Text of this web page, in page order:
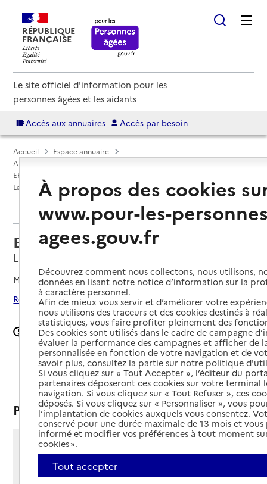
RÉPUBLIQUE
FRANÇAISE
Le site officiel d'information pour les
personnes âgées et les aidants
Accès aux annuaires Accès par besoin
Accueil
Espace annuaire
Annuaire EHPAD et maisons de retraite
EHPAD par département
La Chevrolière
EHPAD Résidence Saint-Martin
Retour aux résultats de l'annuaire
EHPAD Résidence Saint-Martin
La Chevrolière, LOIRE-ATLANTIQUE
Mis à jour le06/08/2025
Rechercher les établissements autour de La Chevrolière
Signaler une erreur
Sommaire
Présentation
10 rue du docteur Grosse
44118 - La Chevrolière
Voir itinéraire
À propos des cookies
www.pour-les-
agees.gouv.fr
Découvrez comment nous collectons, nous utilisons,
données en lisant notre notice d’information sur la
à caractère personnel.
Afin de mieux vous servir et d’améliorer votre
nous utilisons des traceurs et des cookies destinés à
statistiques, vous faire profiter pleinement des
Des cookies sont utilisés dans le cadre de campagne
évaluer la performance des campagnes et afficher de
personnalisée en fonction de votre navigation et de
savoir plus, consultez la partie sur notre politique
Si vous cliquez sur « Tout Accepter », l’éditeur du
partenaires déposeront ces cookies sur votre terminal
navigation. Si vous cliquez sur « Tout Refuser », ces
déposés. Si vous cliquez sur « Personnaliser », vous
l’implantation de cookies auxquels vous consentez.
conservé pour une durée maximale de 13 mois et
informé et modifier vos préférences à tout moment
cookies ».
Tout accepter